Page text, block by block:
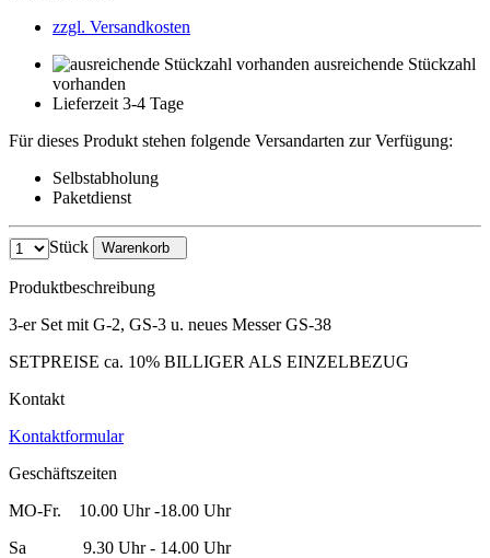
zzgl. Versandkosten
ausreichende Stückzahl
vorhanden
Lieferzeit 3-4 Tage
Für dieses Produkt stehen folgende Versandarten zur Verfügung:
Selbstabholung
Paketdienst
Stück Warenkorb
Produktbeschreibung
3-er Set mit G-2, GS-3 u. neues Messer GS-38
SETPREISE ca. 10% BILLIGER ALS EINZELBEZUG
Kontakt
Kontaktformular
Geschäftszeiten
MO-Fr. 10.00 Uhr -18.00 Uhr
Sa 9.30 Uhr - 14.00 Uhr